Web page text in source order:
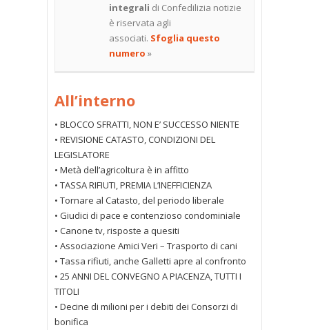
integrali di Confedilizia notizie
è riservata agli
associati. Sfoglia questo
numero »
All’interno
• BLOCCO SFRATTI, NON E’ SUCCESSO NIENTE
• REVISIONE CATASTO, CONDIZIONI DEL
LEGISLATORE
• Metà dell’agricoltura è in affitto
• TASSA RIFIUTI, PREMIA L’INEFFICIENZA
• Tornare al Catasto, del periodo liberale
• Giudici di pace e contenzioso condominiale
• Canone tv, risposte a quesiti
• Associazione Amici Veri – Trasporto di cani
• Tassa rifiuti, anche Galletti apre al confronto
• 25 ANNI DEL CONVEGNO A PIACENZA, TUTTI I
TITOLI
• Decine di milioni per i debiti dei Consorzi di
bonifica